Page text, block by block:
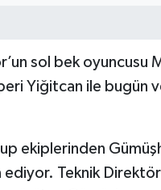
sol bek oyuncusu
Yiğitcan ile bugün
ekiplerinden
ediyor. Teknik